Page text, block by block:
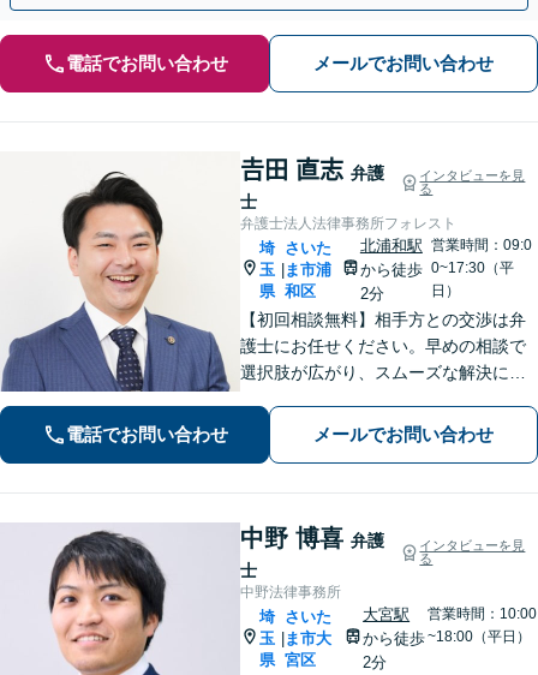
電話でお問い合わせ メールでお問い合わせ
𠮷田 直志 弁護
士
インタビューを見
る
弁護士法人法律事務所フォレスト
埼
玉
県
さいた
ま市浦
和区
北浦和駅
から徒歩
2分
営業時間：09:0
0~17:30（平
日）
【初回相談無料】相手方との交渉は弁
護士にお任せください。早めの相談で
選択肢が広がり、スムーズな解決につ
豊富】【示談成功・不起訴獲得の実績
豊富】あなたの権利を守り、最善の結
電話でお問い合わせ メールでお問い合わせ
中野 博喜 弁護
士
インタビューを見
る
中野法律事務所
埼
玉
県
さいた
ま市大
宮区
大宮駅
から徒歩
2分
営業時間：10:00
~18:00（平日）